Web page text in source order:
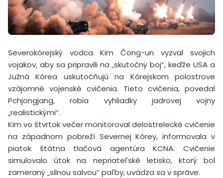
Severokórejský vodca Kim Čong-un vyzval svojich
vojakov, aby sa pripravili na „skutočný boj“, keďže USA a
Južná Kórea uskutočňujú na Kórejskom polostrove
vzájomné vojenské cvičenia. Tieto cvičenia, povedal
Pchjongjang, robia vyhliadky jadrovej vojny
„realistickými“.
Kim vo štvrtok večer monitoroval delostrelecké cvičenie
na západnom pobreží Severnej Kórey, informovala v
piatok štátna tlačová agentúra KCNA. Cvičenie
simulovalo útok na nepriateľské letisko, ktorý bol
zameraný „silnou salvou“ paľby, uvádza sa v správe.